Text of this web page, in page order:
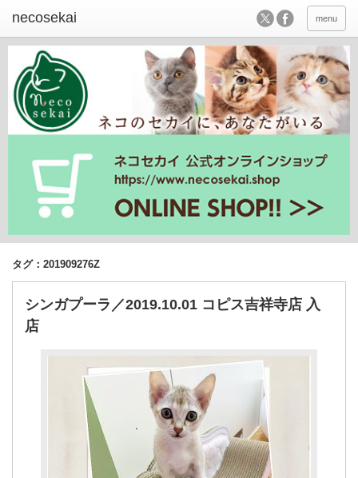
menu
タグ：201909276Z
シンガプーラ／2019.10.01 コピス吉祥寺店 入
店